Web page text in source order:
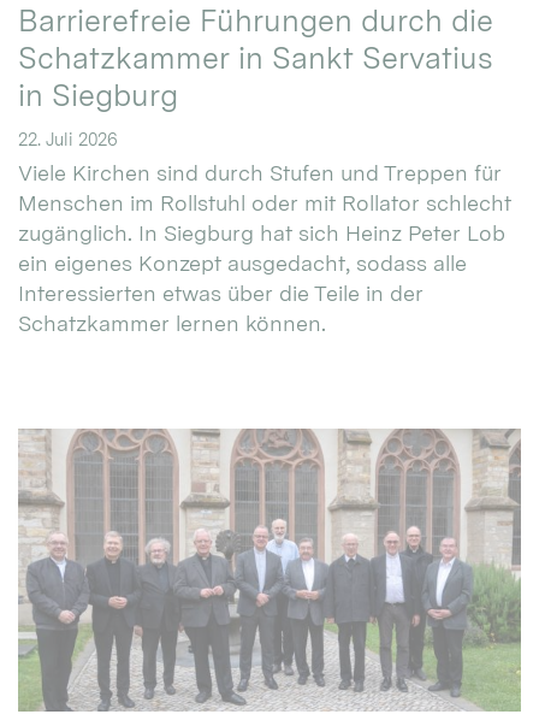
Barrierefreie Führungen durch die
Schatzkammer in Sankt Servatius
in Siegburg
22. Juli 2026
Viele Kirchen sind durch Stufen und Treppen für
Menschen im Rollstuhl oder mit Rollator schlecht
zugänglich. In Siegburg hat sich Heinz Peter Lob
ein eigenes Konzept ausgedacht, sodass alle
Interessierten etwas über die Teile in der
Schatzkammer lernen können.